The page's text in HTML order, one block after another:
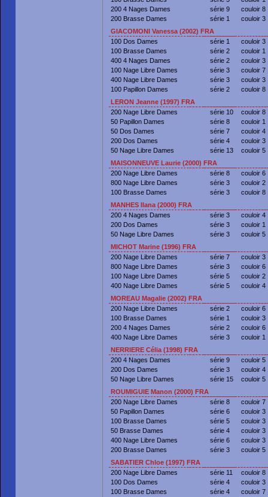
200 4 Nages Dames
série 9
couloir 8
200 Brasse Dames
série 1
couloir 3
GIACOMONI Vanessa (2002) FRA
100 Dos Dames
série 1
couloir 3
100 Brasse Dames
série 2
couloir 1
400 4 Nages Dames
série 2
couloir 3
100 Nage Libre Dames
série 3
couloir 7
400 Nage Libre Dames
série 3
couloir 3
100 Papillon Dames
série 2
couloir 8
LERON Jeanne (1997) FRA
200 Nage Libre Dames
série 10
couloir 8
50 Papillon Dames
série 8
couloir 1
50 Dos Dames
série 7
couloir 4
200 Dos Dames
série 4
couloir 3
50 Nage Libre Dames
série 13
couloir 5
MAISONNEUVE Laurie (2000) FRA
200 Nage Libre Dames
série 8
couloir 6
800 Nage Libre Dames
série 3
couloir 2
100 Brasse Dames
série 3
couloir 8
MANHES Ilana (2000) FRA
200 4 Nages Dames
série 3
couloir 4
200 Dos Dames
série 3
couloir 1
50 Nage Libre Dames
série 3
couloir 5
MICHOT Marine (1996) FRA
200 Nage Libre Dames
série 7
couloir 3
800 Nage Libre Dames
série 3
couloir 6
100 Nage Libre Dames
série 5
couloir 2
400 Nage Libre Dames
série 5
couloir 4
MOREAU Magalie (2002) FRA
200 Nage Libre Dames
série 2
couloir 6
100 Brasse Dames
série 1
couloir 3
200 4 Nages Dames
série 2
couloir 6
400 Nage Libre Dames
série 3
couloir 1
NERRIERE Célia (1998) FRA
200 4 Nages Dames
série 9
couloir 5
200 Dos Dames
série 3
couloir 4
50 Nage Libre Dames
série 15
couloir 5
ROUMIGUIE Manon (2000) FRA
200 Nage Libre Dames
série 8
couloir 7
50 Papillon Dames
série 6
couloir 3
100 Brasse Dames
série 5
couloir 3
50 Brasse Dames
série 4
couloir 3
400 Nage Libre Dames
série 6
couloir 3
200 Brasse Dames
série 3
couloir 5
SABATIER Chloe (1997) FRA
200 Nage Libre Dames
série 11
couloir 8
100 Dos Dames
série 4
couloir 3
100 Brasse Dames
série 4
couloir 7